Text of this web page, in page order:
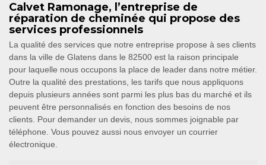
Calvet Ramonage, l’entreprise de
réparation de cheminée qui propose des
services professionnels
La qualité des services que notre entreprise propose à ses clients
dans la ville de Glatens dans le 82500 est la raison principale
pour laquelle nous occupons la place de leader dans notre métier.
Outre la qualité des prestations, les tarifs que nous appliquons
depuis plusieurs années sont parmi les plus bas du marché et ils
peuvent être personnalisés en fonction des besoins de nos
clients. Pour demander un devis, nous sommes joignable par
téléphone. Vous pouvez aussi nous envoyer un courrier
électronique.